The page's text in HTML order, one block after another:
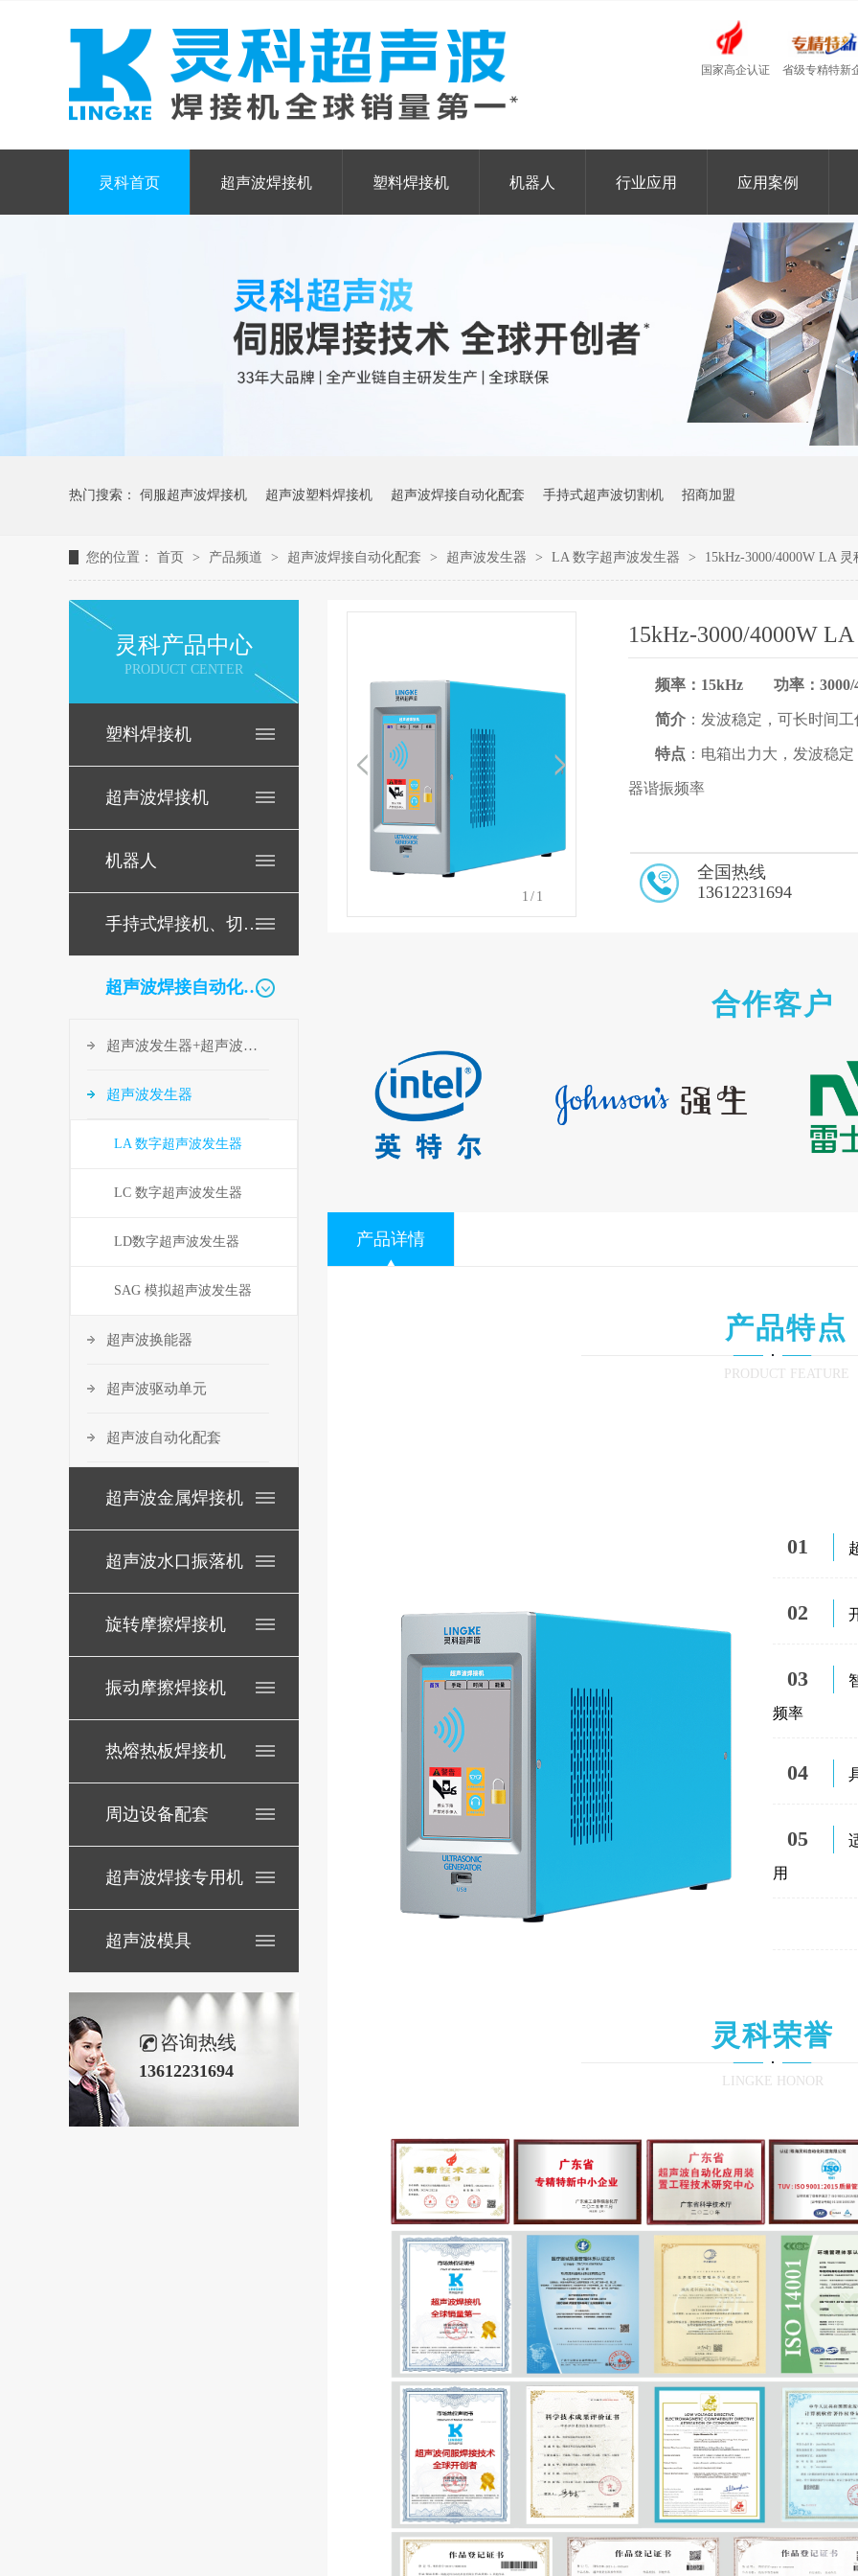
国家高企认证 省级专精特新
灵科首页 超声波焊接机 塑料焊接机 机器人 行业应用 应用案例
热门搜索： 伺服超声波焊接机 超声波塑料焊接机 超声波焊接自动化配套 手持式超声波切割机 招商加盟
您的位置： 首页 > 产品频道 > 超声波焊接自动化配套 > 超声波发生器 > LA 数字超声波发生器 > 15kHz-3000/4000W LA
灵科产品中心
PRODUCT CENTER
塑料焊接机
超声波焊接机
机器人
手持式焊接机、切割机
超声波焊接自动化配套
超声波发生器+超声波换能器
超声波发生器
LA 数字超声波发生器
LC 数字超声波发生器
LD数字超声波发生器
SAG 模拟超声波发生器
超声波换能器
超声波驱动单元
超声波自动化配套
超声波金属焊接机
超声波水口振落机
旋转摩擦焊接机
振动摩擦焊接机
热熔热板焊接机
周边设备配套
超声波焊接专用机
超声波模具
咨询热线
13612231694
1 /1
15kHz-3000/4000W
频率：15kHz 功率：3000/
简介：发波稳定，可长时间
特点 ：电箱出力大，发波稳
器谐振频率
全国热线
13612231694
合作客户
产品详情
产品特点
PRODUCT FEATURE
01
02
03
频率
04
05
用
灵科荣誉
LINGKE HONOR